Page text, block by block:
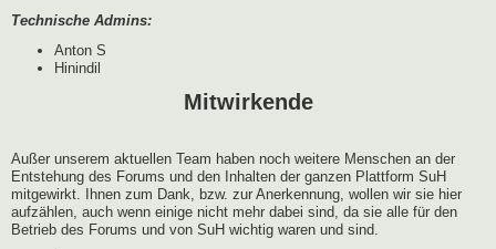
Technische Admins:
Anton S
Hinindil
Mitwirkende
Außer unserem aktuellen Team haben noch weitere Menschen an der
Entstehung des Forums und den Inhalten der ganzen Plattform SuH
mitgewirkt. Ihnen zum Dank, bzw. zur Anerkennung, wollen wir sie hier
aufzählen, auch wenn einige nicht mehr dabei sind, da sie alle für den
Betrieb des Forums und von SuH wichtig waren und sind.